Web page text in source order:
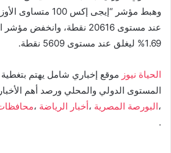
عند مستوى 20616 نقطة،
1.69% ليغلق عند مستوى 5609 نقطة.
الحياة نيوز موقع إخباري شامل يهتم
المستوى الدولي والمحلي ورصد أهم
،البورصة المصرية ،أخبار الرياضة ،
.